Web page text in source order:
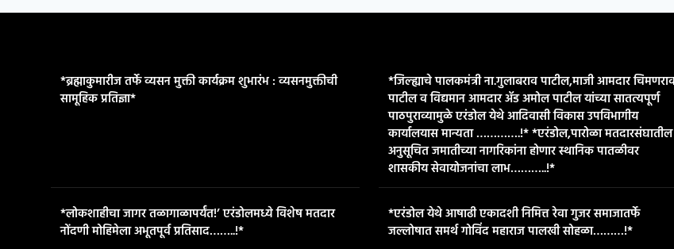
*ब्रह्माकुमारीज तर्फे व्यसन मुक्ती कार्यक्रम शुभारंभ : व्यसनमुक्तीची
सामूहिक प्रतिज्ञा*
*जिल्ह्याचे पालकमंत्री ना.गुलाबराव पाटील,माजी आमदार चिमणराव
पाटील व विद्यमान आमदार ॲड अमोल पाटील यांच्या सातत्यपूर्ण